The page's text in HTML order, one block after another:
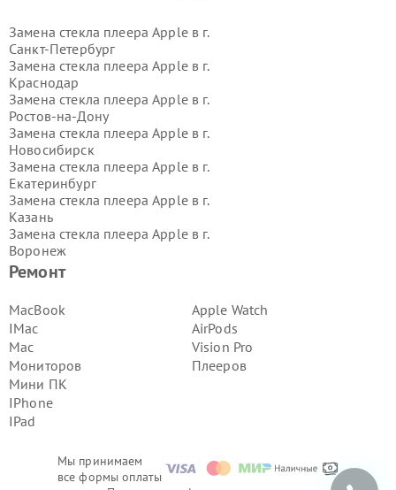
Мы принимаем
все формы оплаты
Ремонт
MacBook
IMac
Mac
Мониторов
Мини ПК
IPhone
IPad
Apple Watch
AirPods
Vision Pro
Плееров
Замена стекла плеера Apple в г.
Санкт-Петербург
Замена стекла плеера Apple в г.
Краснодар
Замена стекла плеера Apple в г.
Ростов-на-Дону
Замена стекла плеера Apple в г.
Новосибирск
Замена стекла плеера Apple в г.
Екатеринбург
Замена стекла плеера Apple в г.
Казань
Замена стекла плеера Apple в г.
Воронеж
Замена стекла плеера Apple в г.
Замена стекла плеера Apple в г.
Самара
Замена стекла плеера Apple в г.
Пермь
Замена стекла плеера Apple в г.
Красноярск
Замена стекла плеера Apple в г.
Ижевск
Челябинск
Замена стекла плеера Apple в г.